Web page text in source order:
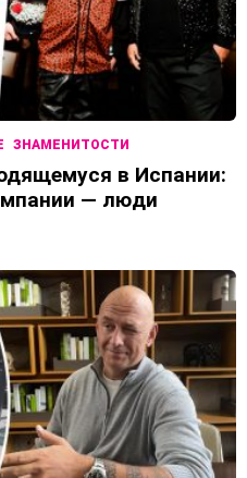
ЗНАМЕНИТОСТИ
в Испании:
— люди